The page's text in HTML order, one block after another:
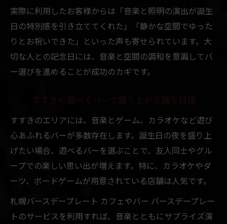
実際に利用したお客様からは「音楽と照明の演出が誕生
日の特別感を引き立ててくれた」「静かな空間でゆった
りとお祝いできた」といった声も寄せられています。大
切な人との記念日には、音楽と空間の調和を意識してバ
ー選びを進めることが成功のカギです。
すすきの遊べるバーで盛り上がる誕生日夜
すすきのエリアには、音楽とゲーム、カラオケなど遊び
心あふれるバーが多数存在します。誕生日の夜を盛り上
げたい場合、遊べるバーを選ぶことで、友人同士やグル
ープでの楽しい思い出が増えます。特に、カラオケやダ
ーツ、ボードゲームが用意されている店舗は人気です。
札幌バースデープレート カフェやバー バースデープレー
トのサービスを利用すれば、音楽とともにサプライズ演